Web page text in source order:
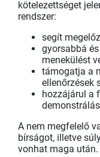
kötelezettséget
rendszer:
segít
gyorsabbá
menekülést
támogatja a
ellenőrzések
hozzájárul a
A nem megfelelő
bírságot, illetve
vonhat maga után.